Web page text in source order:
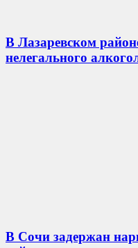
В Лазаревском
нелегального
В Сочи задержан